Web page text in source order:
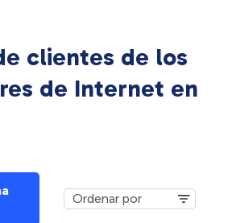
clientes de los
de Internet en